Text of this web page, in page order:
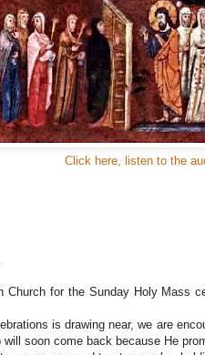
Click here, listen to the
Church for the Sunday Holy Mass
is drawing near, we are
soon come back because He